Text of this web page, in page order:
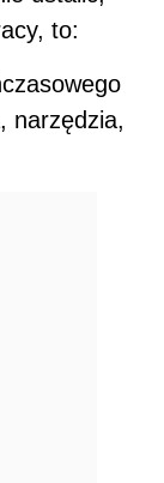
to:
narzędzia,